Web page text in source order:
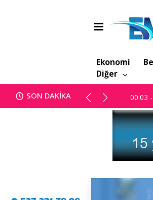
Ekonomi
Diğer
SON DAKİKA
00:03
00:03